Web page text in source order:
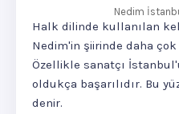
Nedim
Halk dilinde kullanılan
Nedim'in şiirinde daha
Özellikle sanatçı
oldukça başarılıdır. Bu
denir.